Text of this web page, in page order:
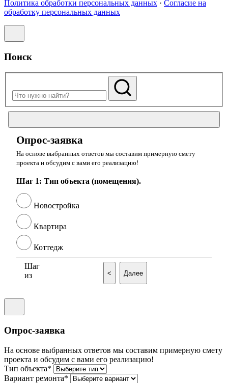
Политика обработки персональных данных · Согласие на
обработку персональных данных
Поиск
Опрос-заявка
На основе выбранных ответов мы составим примерную смету
проекта и обсудим с вами его реализацию!
Шаг 1: Тип объекта (помещения).
Новостройка
Квартира
Коттедж
Шаг
из
< Далее
Опрос-заявка
На основе выбранных ответов мы составим примерную смету
проекта и обсудим с вами его реализацию!
Тип объекта*
Вариант ремонта*